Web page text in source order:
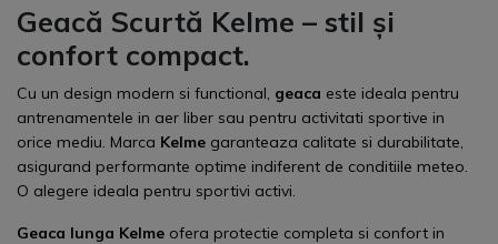
Geacă Scurtă Kelme – stil și
confort compact.
Cu un design modern si functional, geaca este ideala pentru
antrenamentele in aer liber sau pentru activitati sportive in
orice mediu. Marca Kelme garanteaza calitate si durabilitate,
asigurand performante optime indiferent de conditiile meteo.
O alegere ideala pentru sportivi activi.
Geaca lunga Kelme ofera protectie completa si confort in